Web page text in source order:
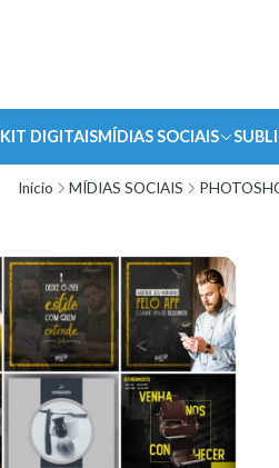
KIT DIGITAISMÍDIAS SOCIAIS
Início MÍDIAS SOCIAIS